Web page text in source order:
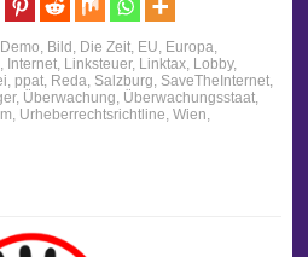
, Bild , Die Zeit, EU, Europa,
, Internet, Linksteuer, Linktax, Lobby,
, ppat, Reda, Salzburg, SaveTheInternet,
, Überwachung, Überwachungsstaat,
, Urheberrechtsrichtline, Wien,